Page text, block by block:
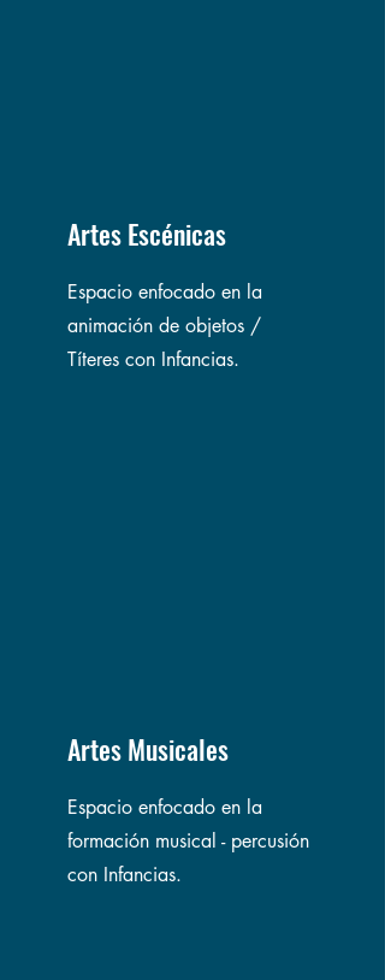
Artes Escénicas
Espacio enfocado en la
animación de objetos /
Títeres con Infancias.
Artes Musicales
Espacio enfocado en la
formación musical - percusión
con Infancias.